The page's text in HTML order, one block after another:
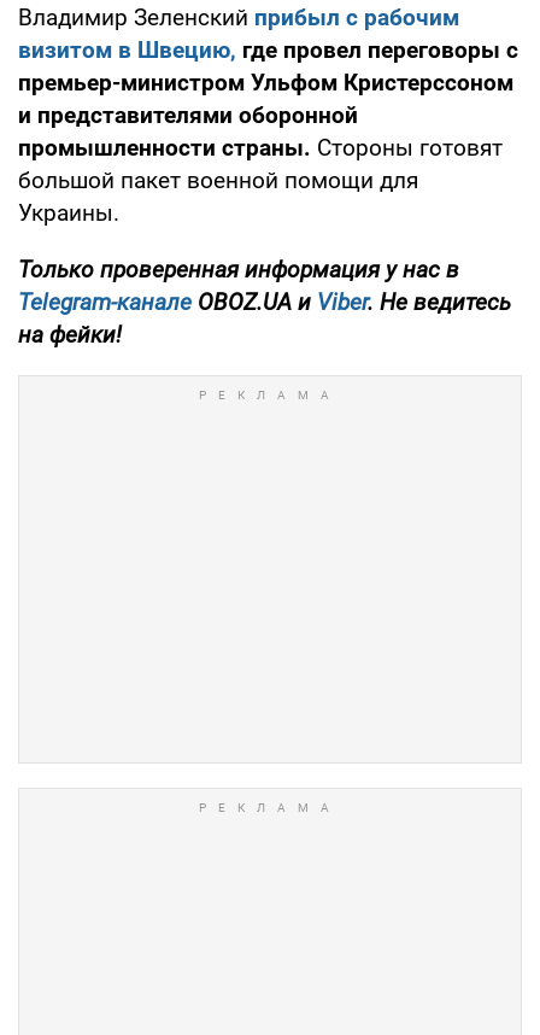
Владимир Зеленский прибыл с рабочим
визитом в Швецию, где провел переговоры с
премьер-министром Ульфом Кристерссоном
и представителями оборонной
промышленности страны. Стороны готовят
большой пакет военной помощи для
Украины.
Только проверенная информация у нас в
Telegram-канале OBOZ.UA и Viber. Не ведитесь
на фейки!